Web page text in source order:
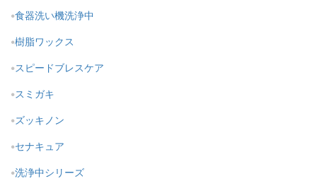
食器洗い機洗浄中
樹脂ワックス
スピードブレスケア
スミガキ
ズッキノン
セナキュア
洗浄中シリーズ